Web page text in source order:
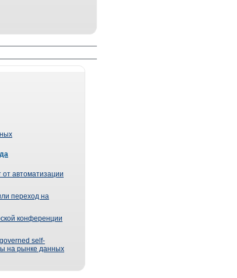
от автоматизации
переход на
конференции
self-
на рынке данных